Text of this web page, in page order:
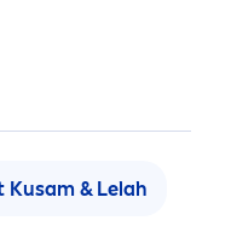
Kusam & Lelah